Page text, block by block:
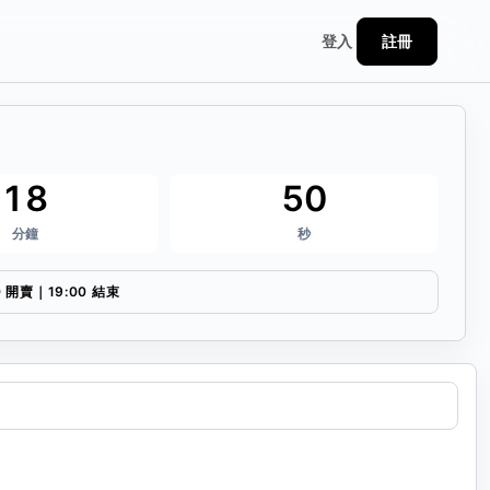
登入 註冊
18
分鐘
50
秒
開賣｜19:00 結束